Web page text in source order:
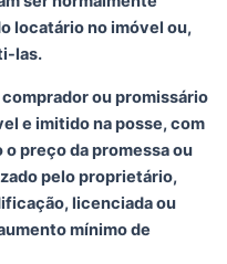
locatário no imóvel ou,
las.
ou promissário
e imitido na posse, com
preço da promessa ou
pelo proprietário,
licenciada ou
mínimo de